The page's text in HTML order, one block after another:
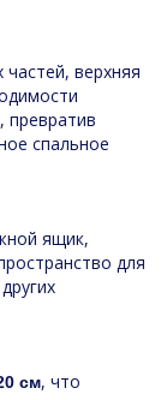
частей, верхняя
спальное
ящик,
для
см, что